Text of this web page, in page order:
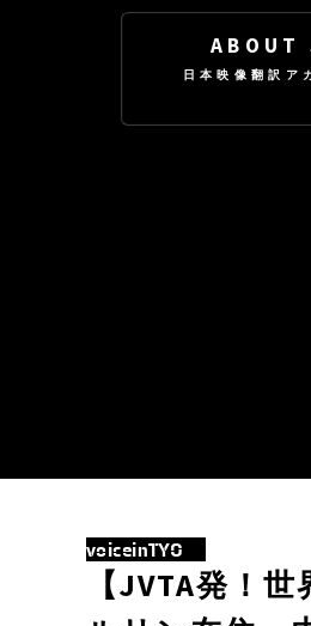
ABOUT
日本映像翻訳ア
voiceinTYO
【JVTA発！